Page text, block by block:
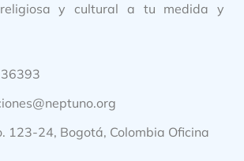
religiosa y cultural a tu medida y
123-24, Bogotá, Colombia Oficina